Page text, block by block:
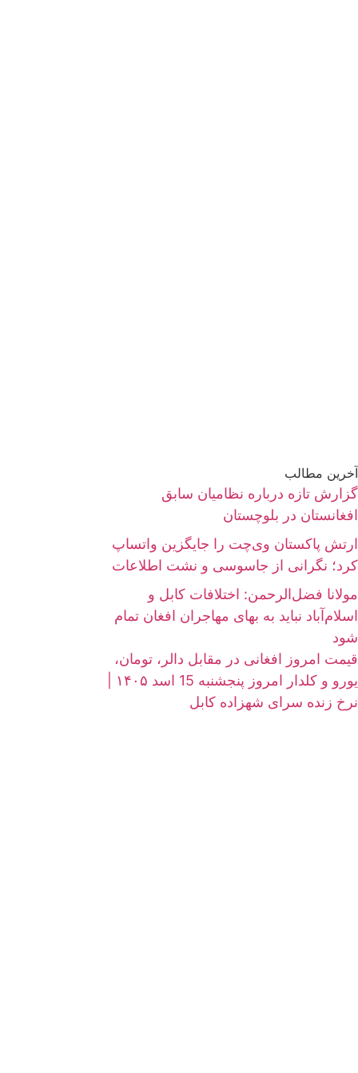
آخرین مطالب
گزارش تازه درباره نظامیان سابق
افغانستان در بلوچستان
ارتش پاکستان وی‌چت را جایگزین واتساپ
کرد؛ نگرانی از جاسوسی و نشت اطلاعات
مولانا فضل‌الرحمن: اختلافات کابل و
اسلام‌آباد نباید به بهای مهاجران افغان تمام
شود
قیمت امروز افغانی در مقابل دالر، تومان،
نرخ زنده سرای شهزاده کابل